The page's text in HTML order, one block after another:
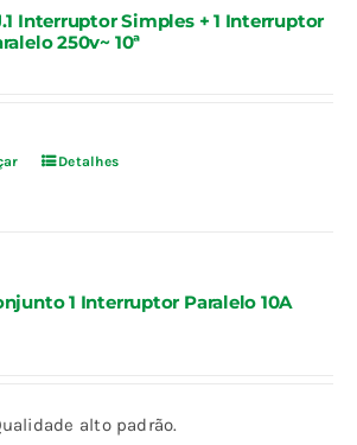
Interruptor Simples + 1 Interruptor
250v~ 10ª
Detalhes
1 Interruptor Paralelo 10A
alto padrão.